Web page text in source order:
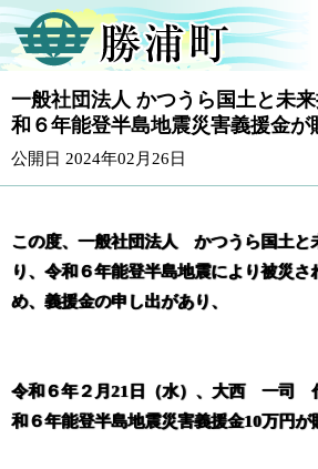
一般社団法人 かつうら国土と未
和６年能登半島地震災害義援金が
公開日 2024年02月26日
この度、一般社団法人 かつうら国土
り、令和６年能登半島地震により被災さ
め、義援金の申し出があり、
令和６年２月21日（水）、大西 一司
和６年能登半島地震災害義援金10万円が